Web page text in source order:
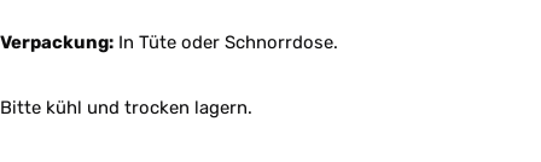
Verpackung: In Tüte oder Schnorrdose.
Bitte kühl und trocken lagern.